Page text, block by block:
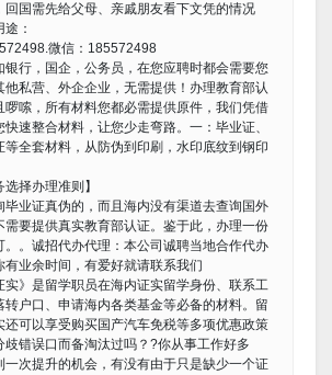
回国需先给父母、亲戚朋友看下文凭的情况
：
微信：185572498
银行，国企，公务员，在您应聘时都会需要您
他私营、外企企业，无需提供！办理教育部认
啰嗦，所有材料您都必需提供原件，我们凭借
速整合材料，让您少走弯路。一：毕业证、
等全套材料，从防伪到印刷，水印底纹到钢印
择办理准则】
毕业证真伪的，而且海内没有渠道去查询国外
需要提供真实教育部认证。鉴于此，办理一份
。。诚招代办代理：本公司诚聘当地合作代办
有业余时间，有爱好就请联系我们
实》是留学职员在海内证实留学身份、联系工
转户口、申请海内各类基金等必备的材料。留
还可以享受购买国产汽车免税等多项优惠政策
歧错误口而备淘汰过吗？?你从事工作好多
一次提升的机会，有没有由于只是缺少一个证